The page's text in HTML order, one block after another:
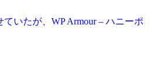
いたが、WP Armour – ハニーポ